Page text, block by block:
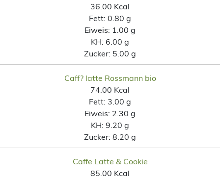
36.00 Kcal
Fett: 0.80 g
Eiweis: 1.00 g
KH: 6.00 g
Zucker: 5.00 g
Caff? latte Rossmann bio
74.00 Kcal
Fett: 3.00 g
Eiweis: 2.30 g
KH: 9.20 g
Zucker: 8.20 g
Caffe Latte & Cookie
85.00 Kcal